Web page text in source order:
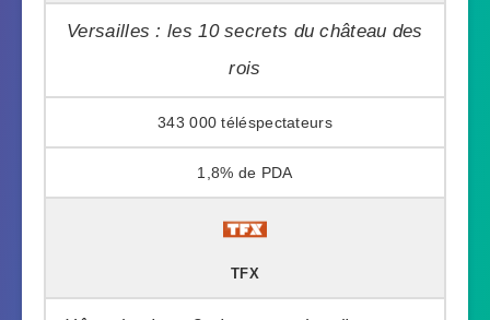
Versailles : les 10 secrets du château des
rois
343 000
1,8%
TFX